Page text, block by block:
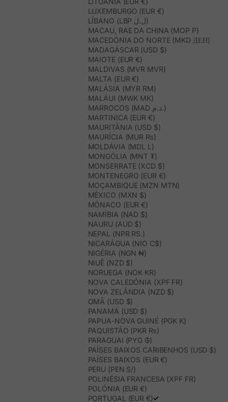
LUXEMBURGO (EUR €)
LÍBANO (LBP ل.ل)
MACAU, RAE DA CHINA (MOP P)
MACEDÓNIA DO NORTE (MKD ДЕН)
MADAGÁSCAR (USD $)
MAIOTE (EUR €)
MALDIVAS (MVR MVR)
MALTA (EUR €)
MALÁSIA (MYR RM)
MALÁUI (MWK MK)
MARROCOS (MAD د.م.)
MARTINICA (EUR €)
MAURITÂNIA (USD $)
MAURÍCIA (MUR ₨)
MOLDÁVIA (MDL L)
MONGÓLIA (MNT ₮)
MONSERRATE (XCD $)
MONTENEGRO (EUR €)
MOÇAMBIQUE (MZN MTN)
MÉXICO (MXN $)
MÓNACO (EUR €)
NAMÍBIA (NAD $)
NAURU (AUD $)
NEPAL (NPR RS.)
NICARÁGUA (NIO C$)
NIGÉRIA (NGN ₦)
NIUÊ (NZD $)
NORUEGA (NOK KR)
NOVA CALEDÓNIA (XPF FR)
NOVA ZELÂNDIA (NZD $)
OMÃ (USD $)
PANAMÁ (USD $)
PAPUA-NOVA GUINÉ (PGK K)
PAQUISTÃO (PKR ₨)
PARAGUAI (PYG ₲)
PAÍSES BAIXOS CARIBENHOS (USD $)
PAÍSES BAIXOS (EUR €)
PERU (PEN S/)
POLINÉSIA FRANCESA (XPF FR)
POLÓNIA (EUR €)
PORTUGAL (EUR €)